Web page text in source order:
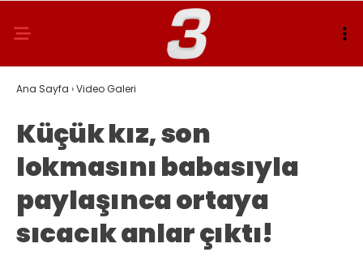
Ana Sayfa ›Video Galeri
Küçük kız, son
lokmasını babasıyla
paylaşınca ortaya
sıcacık anlar çıktı!